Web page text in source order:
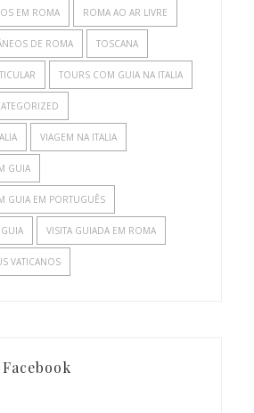
EM ROMA ROMA AO AR LIVRE
DE ROMA TOSCANA
TOURS COM GUIA NA ITALIA
VIAGEM NA ITALIA
GUIA
GUIA EM PORTUGUÊS
VISITA GUIADA EM ROMA
VATICANOS